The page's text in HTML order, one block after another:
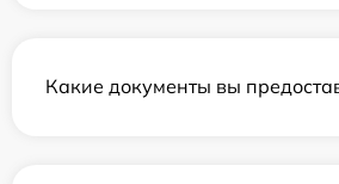
Какие документы вы